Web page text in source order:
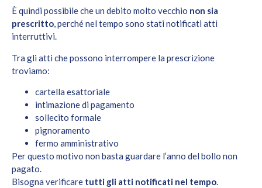
È quindi possibile che un debito molto vecchio non sia
prescritto, perché nel tempo sono stati notificati atti
interruttivi.
Tra gli atti che possono interrompere la prescrizione
troviamo:
cartella esattoriale
intimazione di pagamento
sollecito formale
pignoramento
fermo amministrativo
Per questo motivo non basta guardare l’anno del bollo non
pagato.
Bisogna verificare tutti gli atti notificati nel tempo.